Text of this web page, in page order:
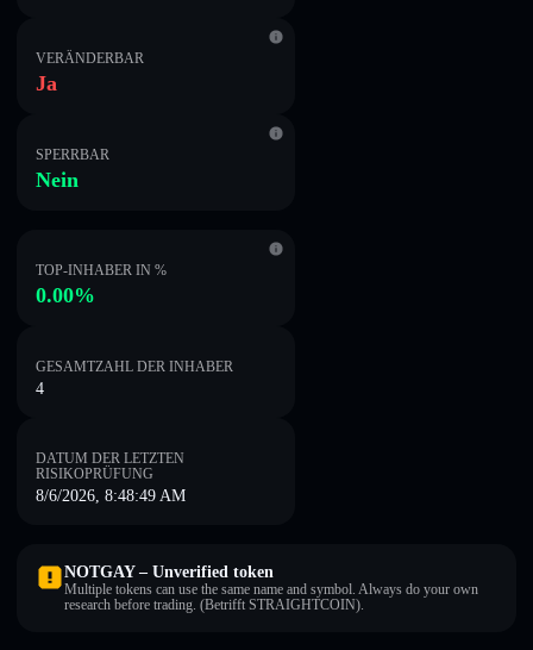
VERÄNDERBAR
Ja
SPERRBAR
Nein
TOP-INHABER IN %
0.00%
GESAMTZAHL DER INHABER
4
DATUM DER LETZTEN
RISIKOPRÜFUNG
8/6/2026, 8:48:49 AM
NOTGAY – Unverified token
Multiple tokens can use the same name and symbol. Always do your own
research before trading. (Betrifft STRAIGHTCOIN).